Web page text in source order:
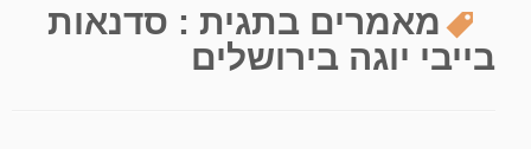
מאמרים בתגית : סדנאות
בייבי יוגה בירושלים